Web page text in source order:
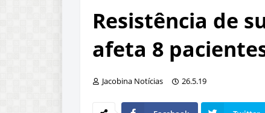
Resistência de
afeta 8
Jacobina Notícias 26.5.19